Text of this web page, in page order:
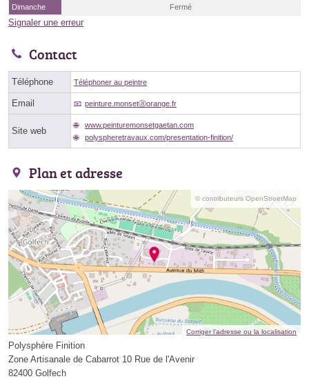
Dimanche
Fermé
Signaler une erreur
Contact
Téléphone Téléphoner au peintre
Email peinture.monsetⓐorange.fr
Site web
www.peinturemonsetgaetan.com
polyspheretravaux.com/presentation-finition/
Plan et adresse
© contributeurs OpenStreetMap
Corriger l’adresse ou la localisation
Polysphère Finition
Zone Artisanale de Cabarrot 10 Rue de l'Avenir
82400 Golfech